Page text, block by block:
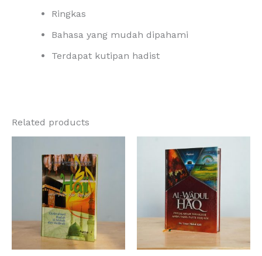
Ringkas
Bahasa yang mudah dipahami
Terdapat kutipan hadist
Related products